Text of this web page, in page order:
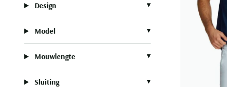
Design
Model
Mouwlengte
Sluiting